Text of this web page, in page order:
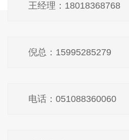
王经理：18018368768
倪总：15995285279
电话：051088360060